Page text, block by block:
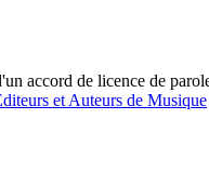
accord de licence de
et Auteurs de Musique